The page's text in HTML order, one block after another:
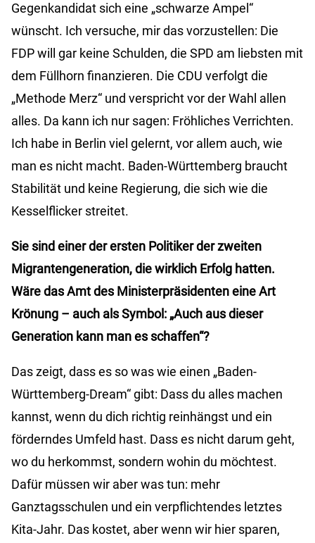
Gegenkandidat sich eine „schwarze Ampel“
wünscht. Ich versuche, mir das vorzustellen: Die
FDP will gar keine Schulden, die SPD am liebsten mit
dem Füllhorn finanzieren. Die CDU verfolgt die
„Methode Merz“ und verspricht vor der Wahl allen
alles. Da kann ich nur sagen: Fröhliches Verrichten.
Ich habe in Berlin viel gelernt, vor allem auch, wie
man es nicht macht. Baden-Württemberg braucht
Stabilität und keine Regierung, die sich wie die
Kesselflicker streitet.
Sie sind einer der ersten Politiker der zweiten
Migrantengeneration, die wirklich Erfolg hatten.
Wäre das Amt des Ministerpräsidenten eine Art
Krönung – auch als Symbol: „Auch aus dieser
Generation kann man es schaffen“?
Das zeigt, dass es so was wie einen „Baden-
Württemberg-Dream“ gibt: Dass du alles machen
kannst, wenn du dich richtig reinhängst und ein
förderndes Umfeld hast. Dass es nicht darum geht,
wo du herkommst, sondern wohin du möchtest.
Dafür müssen wir aber was tun: mehr
Ganztagsschulen und ein verpflichtendes letztes
Kita-Jahr. Das kostet, aber wenn wir hier sparen,